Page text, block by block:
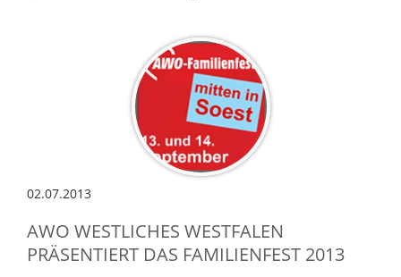
02.07.2013
AWO WESTLICHES WESTFALEN
PRÄSENTIERT DAS FAMILIENFEST 2013